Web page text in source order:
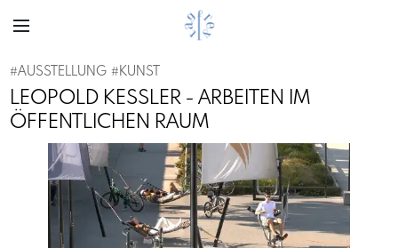
#AUSSTELLUNG #KUNST
LEOPOLD KESSLER - ARBEITEN IM
ÖFFENTLICHEN RAUM